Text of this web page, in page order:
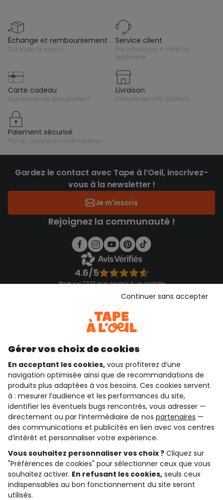
échange et remboursement
sur toute la saison
service client
par whatsapp, e-mail ou
téléphone
carte cadeau
des tonnes de possibilités !
livraison
gratuite dès 10€ d'achats
paiement sécurisé
par cb, paypal ou carte cadeau
Gardez le contact avec Tape à l’Oeil, inscrivez-
vous à la newsletter !
Je m'inscris
Rejoignez la communauté !
4.6/5
Basé sur 7 323 avis soumis à un contrôle
Consulter les CGU
qui sommes-nous ?
besoin d'aide ?
le club fidélité
notre catalogue
Conditions générales de ventes et d'utilisation
Conditions d’utilisation des réseaux sociaux
Gérer vos choix de cookies
En acceptant les cookies, vous profiterez d’une
navigation optimisée ainsi que de recommandations de
produits plus adaptées à vos besoins. Ces cookies servent
à : mesurer l’audience et les performances du site,
identifier les éventuels bugs rencontrés, vous adresser —
directement ou par l’intermédiaire de nos partenaires —
des communications et publicités en lien avec vos centres
d’intérêt et personnaliser votre expérience.
Vous souhaitez personnaliser vos choix ? Cliquez sur
"Préférences de cookies" pour sélectionner ceux que vous
souhaitez activer. En refusant les cookies, seuls ceux
indispensables au bon fonctionnement du site seront
utilisés.
Continuer sans accepter